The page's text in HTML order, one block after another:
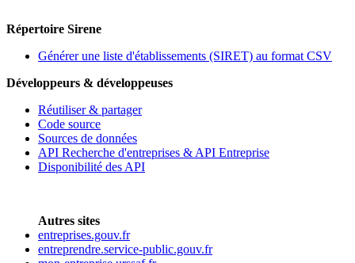
Répertoire Sirene
Générer une liste d'établissements (SIRET) au format CSV
Développeurs & développeuses
Réutiliser & partager
Code source
Sources de données
API Recherche d'entreprises & API Entreprise
Disponibilité des API
Autres sites
entreprises.gouv.fr
entreprendre.service-public.gouv.fr